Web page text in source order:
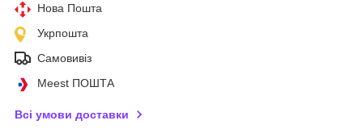
Нова Пошта
Укрпошта
Самовивіз
Meest ПОШТА
Всі умови доставки